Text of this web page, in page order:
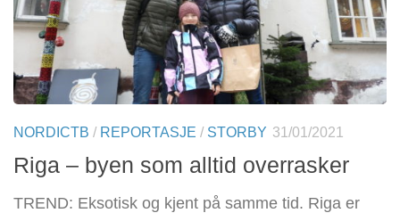
NORDICTB / REPORTASJE / STORBY 31/01/2021
Riga – byen som alltid overrasker
TREND: Eksotisk og kjent på samme tid. Riga er